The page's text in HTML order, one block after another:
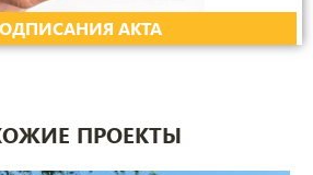
АКТА
ПРОЕКТЫ